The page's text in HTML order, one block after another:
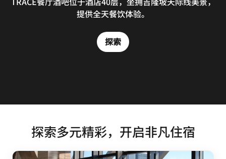
提供全天餐饮体验。
探索
在您自己的家或办公室内，惬意享用吉隆坡源宿酒店的餐饮
探索
探索多元精彩，开启非凡住宿